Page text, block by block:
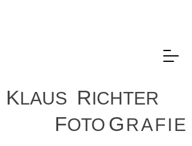
KLAUS RICHTER
FOTO G RAFI E